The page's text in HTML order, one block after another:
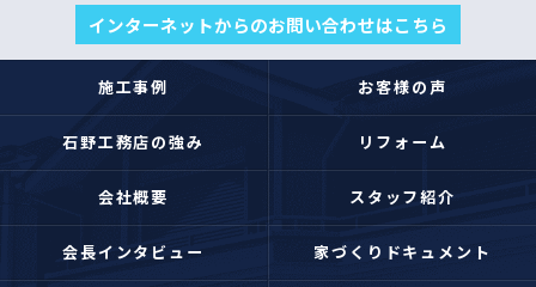
インターネットからのお問い合わせはこちら
施工事例 お客様の声
石野工務店の強み リフォーム
会社概要 スタッフ紹介
会長インタビュー 家づくりドキュメント